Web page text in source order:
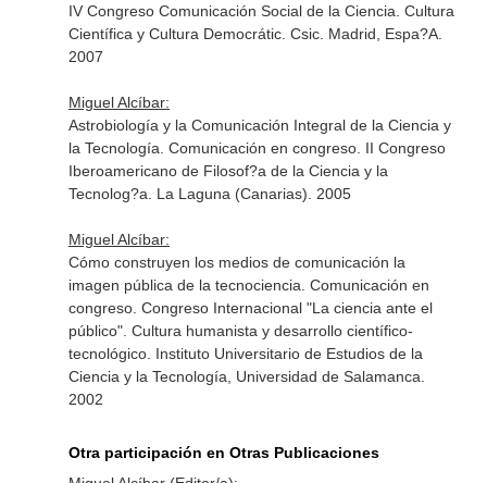
IV Congreso Comunicación Social de la Ciencia. Cultura
Científica y Cultura Democrátic. Csic. Madrid, Espa?A.
2007
Miguel Alcíbar:
Astrobiología y la Comunicación Integral de la Ciencia y
la Tecnología. Comunicación en congreso. II Congreso
Iberoamericano de Filosof?a de la Ciencia y la
Tecnolog?a. La Laguna (Canarias). 2005
Miguel Alcíbar:
Cómo construyen los medios de comunicación la
imagen pública de la tecnociencia. Comunicación en
congreso. Congreso Internacional "La ciencia ante el
público". Cultura humanista y desarrollo científico-
tecnológico. Instituto Universitario de Estudios de la
Ciencia y la Tecnología, Universidad de Salamanca.
2002
Otra participación en Otras Publicaciones